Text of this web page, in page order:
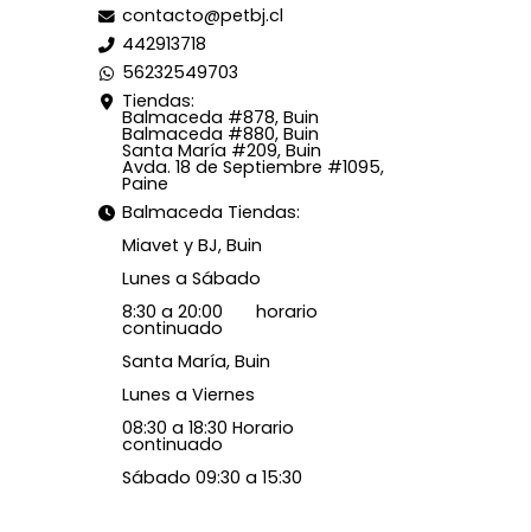
contacto@petbj.cl
442913718
56232549703
Tiendas:
Balmaceda #878, Buin
Balmaceda #880, Buin
Santa María #209, Buin
Avda. 18 de Septiembre #1095,
Paine
Balmaceda Tiendas:
Miavet y BJ, Buin
Lunes a Sábado
8:30 a 20:00 horario
continuado
Santa María, Buin
Lunes a Viernes
08:30 a 18:30 Horario
continuado
Sábado 09:30 a 15:30